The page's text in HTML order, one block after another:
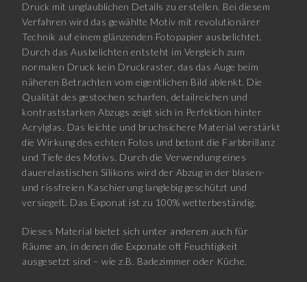
Druck mit unglaublichen Details zu erstellen. Bei diesem
Verfahren wird das gewählte Motiv mit revolutionärer
Technik auf einem glänzenden Fotopapier ausbelichtet.
Durch das Ausbelichten entsteht im Vergleich zum
normalen Druck kein Druckraster, das das Auge beim
näheren Betrachten vom eigentlichen Bild ablenkt. Die
Qualität des gestochen scharfen, detailreichen und
kontraststarken Abzugs zeigt sich in Perfektion hinter
Acrylglas. Das leichte und bruchsichere Material verstärkt
die Wirkung des echten Fotos und betont die Farbbrillanz
und Tiefe des Motivs. Durch die Verwendung eines
dauerelastischen Silikons wird der Abzug in der blasen-
und rissfreien Kaschierung langlebig geschützt und
versiegelt. Das Exponat ist zu 100% wetterbeständig.
Dieses Material bietet sich unter anderem auch für
Räume an, in denen die Exponate oft Feuchtigkeit
ausgesetzt sind – wie z.B. Badezimmer oder Küche.